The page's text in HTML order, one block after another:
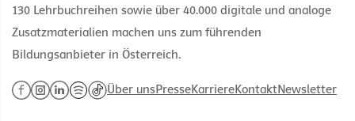
130 Lehrbuchreihen sowie über 40.000 digitale und analoge
Zusatzmaterialien machen uns zum führenden
Bildungsanbieter in Österreich.
Über unsPresseKarriereKontaktNewsletter